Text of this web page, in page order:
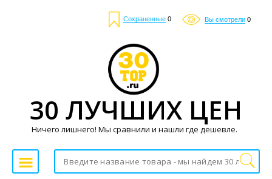
Сохраненные 0 Вы смотрели 0
30 ЛУЧШИХ ЦЕН
Ничего лишнего! Мы сравнили и нашли где дешевле.